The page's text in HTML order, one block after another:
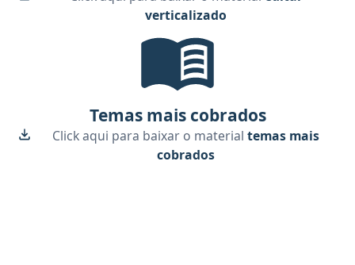
verticalizado
Temas mais cobrados
Click aqui para baixar o material temas mais
cobrados